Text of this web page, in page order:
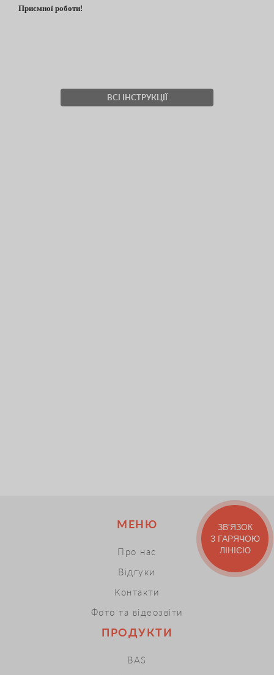
ВСІ ІНСТРУКЦІЇ
Приємної роботи!
МЕНЮ
Про нас
Відгуки
Контакти
Фото та відеозвіти
ПРОДУКТИ
BAS
ЗВ'ЯЗОК
З ГАРЯЧОЮ
ЛІНІЄЮ